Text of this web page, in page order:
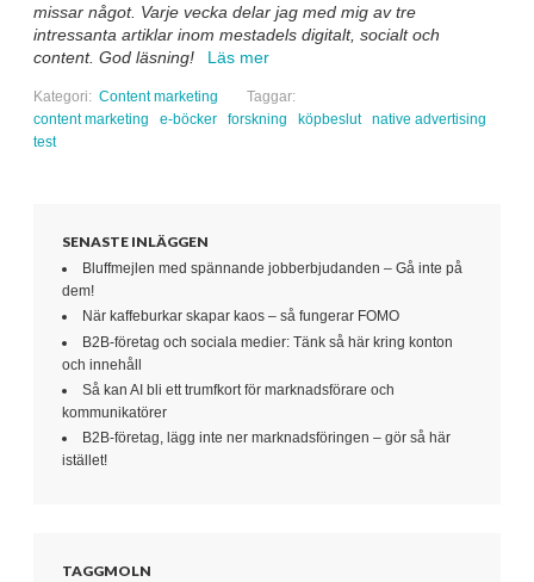
missar något. Varje vecka delar jag med mig av tre
intressanta artiklar inom mestadels digitalt, socialt och
content. God läsning!
Läs mer
Kategori: Content marketing
Taggar:
content marketing
e-böcker forskning köpbeslut
native advertising
test
SENASTE INLÄGGEN
Bluffmejlen med spännande jobberbjudanden – Gå inte på
dem!
När kaffeburkar skapar kaos – så fungerar FOMO
B2B-företag och sociala medier: Tänk så här kring konton
och innehåll
Så kan AI bli ett trumfkort för marknadsförare och
kommunikatörer
B2B-företag, lägg inte ner marknadsföringen – gör så här
istället!
TAGGMOLN